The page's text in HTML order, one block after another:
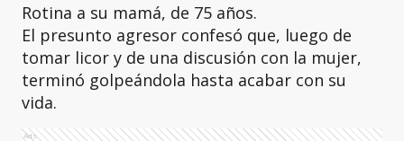
Rotina a su mamá, de 75 años.
El presunto agresor confesó que, luego de
tomar licor y de una discusión con la mujer,
terminó golpeándola hasta acabar con su
vida.
Ads